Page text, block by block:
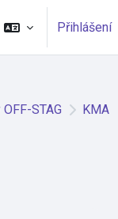
Přihlášení
OFF-STAG KMA